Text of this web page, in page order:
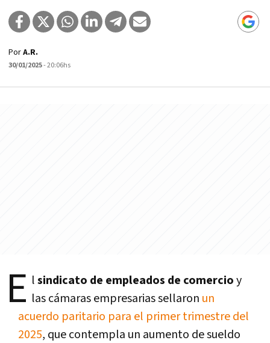
PorA.R.
30/01/2025- 20:06hs
E lsindicato de empleados de comercioy
las cámaras empresarias sellaron un
acuerdo paritario para el primer trimestre del
2025, que contempla un aumento de sueldo